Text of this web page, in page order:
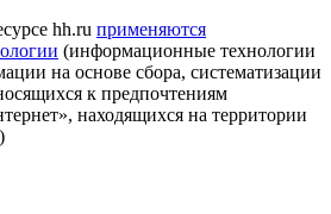
hh.ru применяются
(информационные технологии
на основе сбора, систематизации
к предпочтениям
находящихся на территории